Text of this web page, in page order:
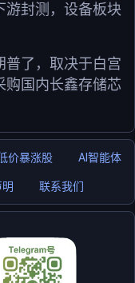
游封测，设备板块
普了，取决于白宫
购国内长鑫存储芯
价暴涨股 AI智能体
联系我们